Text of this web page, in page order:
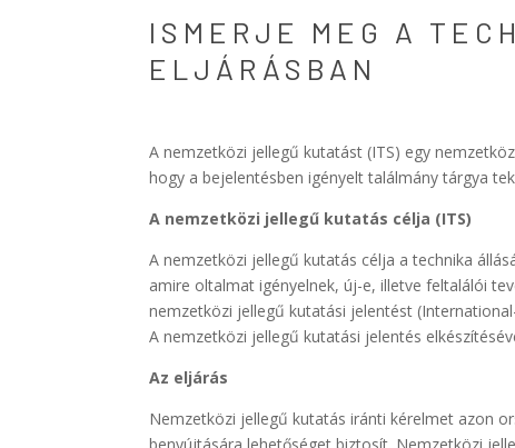
ISMERJE MEG A
ELJÁRÁSBAN
A nemzetközi jellegű kutatást (ITS) egy
hogy a bejelentésben igényelt találmány tárgya
A nemzetközi jellegű kutatás célja (ITS)
A nemzetközi jellegű kutatás célja a technika
amire oltalmat igényelnek, új-e, illetve feltalálói
nemzetközi jellegű kutatási jelentést
A nemzetközi jellegű kutatási jelentés
Az eljárás
Nemzetközi jellegű kutatás iránti kérelmet azon